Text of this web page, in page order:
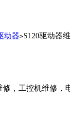
动器>S120驱动器
，工控机维修，